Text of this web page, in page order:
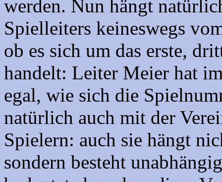
werden. Nun hängt
Spielleiters keineswegs
ob es sich um das erste,
handelt: Leiter Meier hat
egal, wie sich die
natürlich auch mit der
Spielern: auch sie hängt
sondern besteht